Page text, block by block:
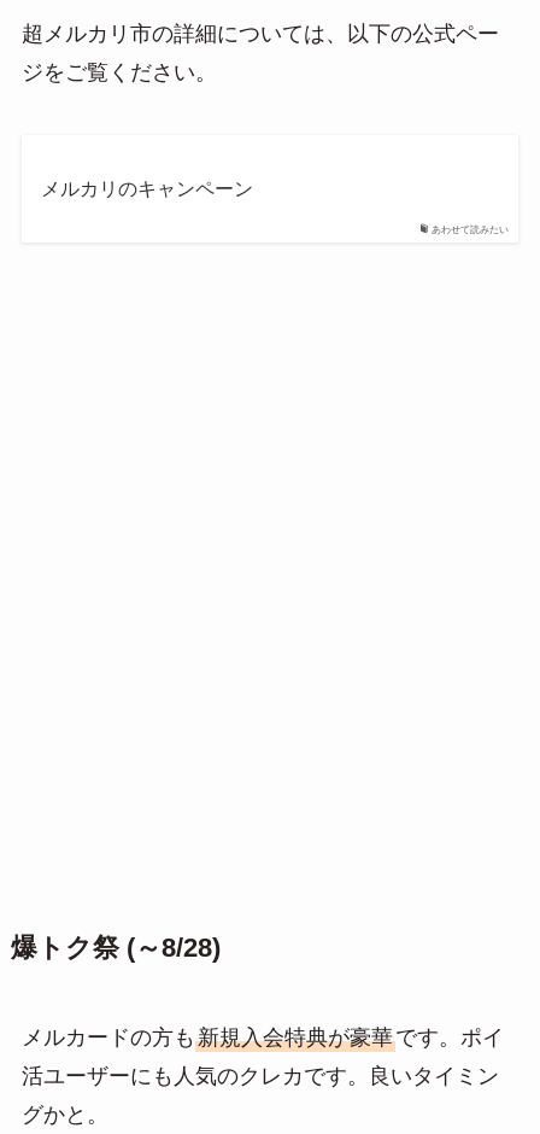
超メルカリ市の詳細については、以下の公式ペー
ジをご覧ください。
あわせて読みたい
メルカリのキャンペーン
爆トク祭 (～8/28)
メルカードの方も 新規入会特典が豪華です。ポイ
活ユーザーにも人気のクレカです。良いタイミン
グかと。